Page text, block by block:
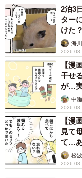
2泊3
ター
けた
海
【漫
干せ
が…
中
【漫
見て
て…
松